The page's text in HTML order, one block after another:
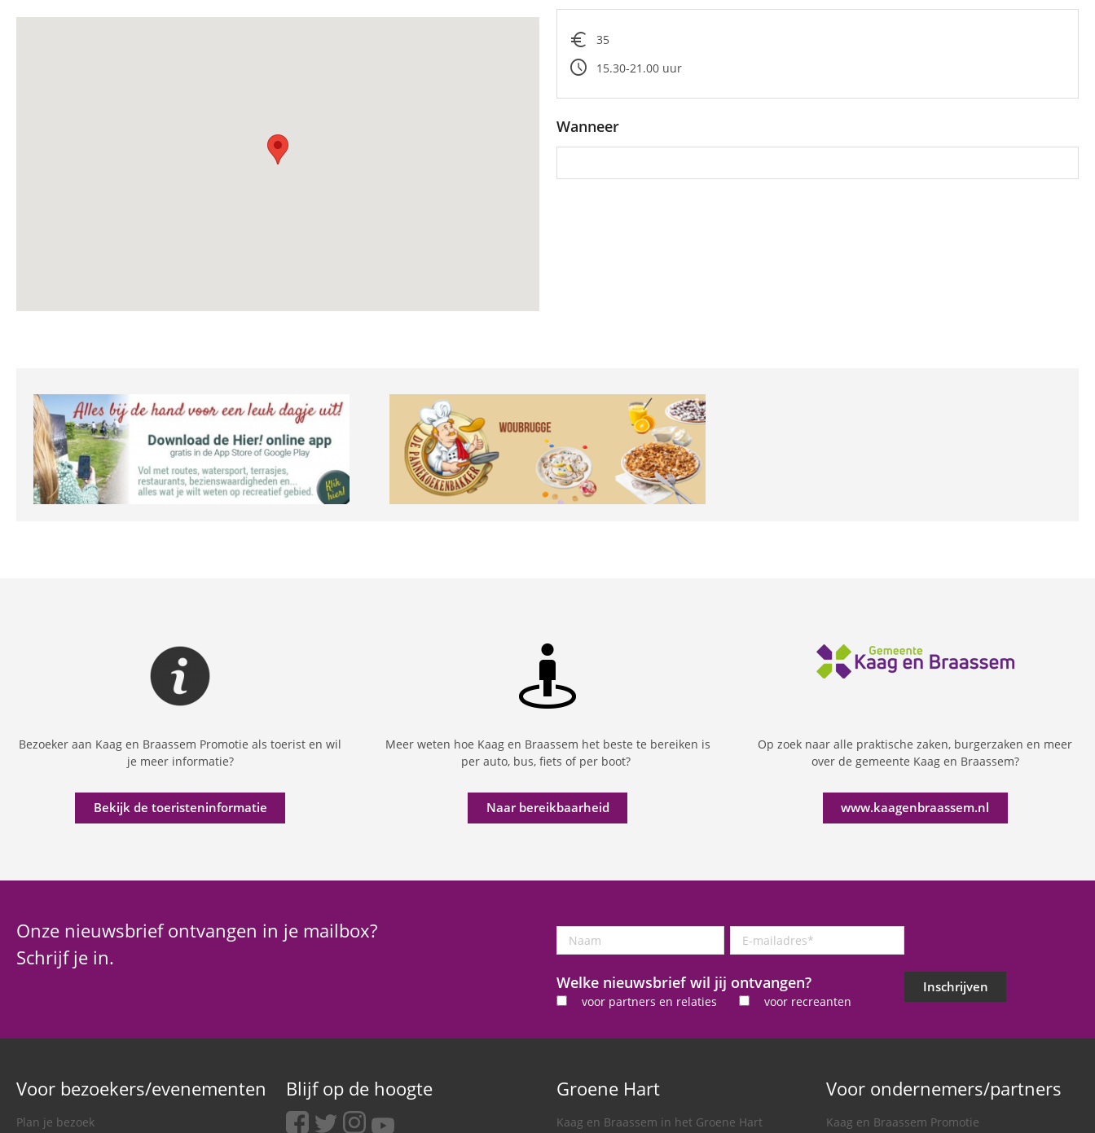
euro 35
schedule 15.30-21.00 uur
Wanneer
Bezoeker aan Kaag en Braassem Promotie als toerist en wil
je meer informatie?
Bekijk de toeristeninformatie
Meer weten hoe Kaag en Braassem het beste te bereiken is
per auto, bus, fiets of per boot?
Naar bereikbaarheid
Op zoek naar alle praktische zaken, burgerzaken en meer
over de gemeente Kaag en Braassem?
www.kaagenbraassem.nl
Onze nieuwsbrief ontvangen in je mailbox?
Schrijf je in.
Naam
mailadres
Welke nieuwsbrief wil jij ontvangen?
voor partners en relaties voor recreanten
Inschrijven
Voor bezoekers/evenementen
Plan je bezoek
Blijf op de hoogte
facebook
twitterinstagram
youtube
Groene Hart
Kaag en Braassem in het Groene Hart
Voor ondernemers/partners
Kaag en Braassem Promotie